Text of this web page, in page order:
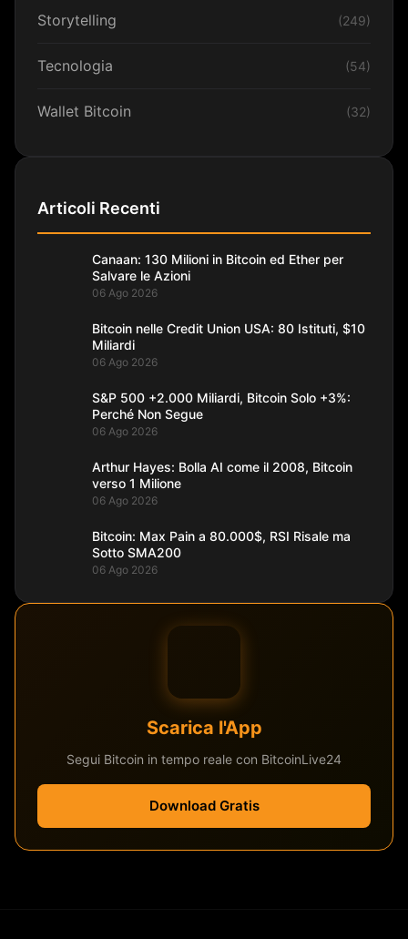
Storytelling (249)
Tecnologia (54)
Wallet Bitcoin (32)
Articoli Recenti
Canaan: 130 Milioni in Bitcoin ed Ether per
Salvare le Azioni
06 Ago 2026
Bitcoin nelle Credit Union USA: 80 Istituti, $10
Miliardi
06 Ago 2026
S&P 500 +2.000 Miliardi, Bitcoin Solo +3%:
Perché Non Segue
06 Ago 2026
Arthur Hayes: Bolla AI come il 2008, Bitcoin
verso 1 Milione
06 Ago 2026
Bitcoin: Max Pain a 80.000$, RSI Risale ma
Sotto SMA200
06 Ago 2026
Scarica l'App
Segui Bitcoin in tempo reale con BitcoinLive24
Download Gratis